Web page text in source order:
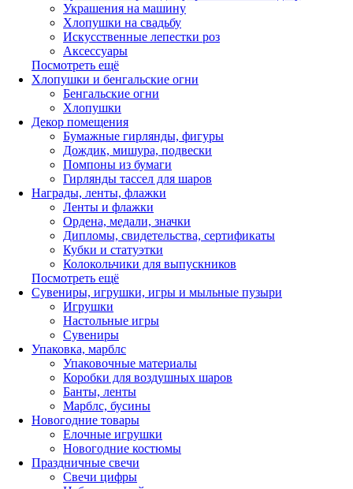
Украшения на машину
Хлопушки на свадьбу
Искусственные лепестки роз
Аксессуары
Посмотреть ещё
Хлопушки и бенгальские огни
Бенгальские огни
Хлопушки
Декор помещения
Бумажные гирлянды, фигуры
Дождик, мишура, подвески
Помпоны из бумаги
Гирлянды тассел для шаров
Награды, ленты, флажки
Ленты и флажки
Ордена, медали, значки
Дипломы, свидетельства, сертификаты
Кубки и статуэтки
Колокольчики для выпускников
Посмотреть ещё
Сувениры, игрушки, игры и мыльные пузыри
Игрушки
Настольные игры
Сувениры
Упаковка, марблс
Упаковочные материалы
Коробки для воздушных шаров
Банты, ленты
Марблс, бусины
Новогодние товары
Елочные игрушки
Новогодние костюмы
Праздничные свечи
Свечи цифры